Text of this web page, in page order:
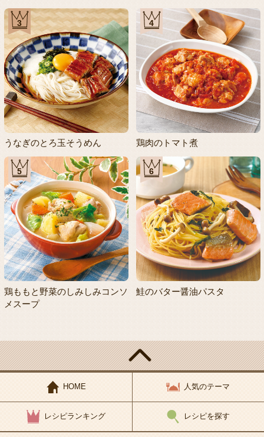
3
うなぎのとろ玉そうめん
4
鶏肉のトマト煮
5
鶏ももと野菜のしみしみコンソ
メスープ
6
鮭のバター醤油パスタ
HOME 人気のテーマ
レシピランキング レシピを探す